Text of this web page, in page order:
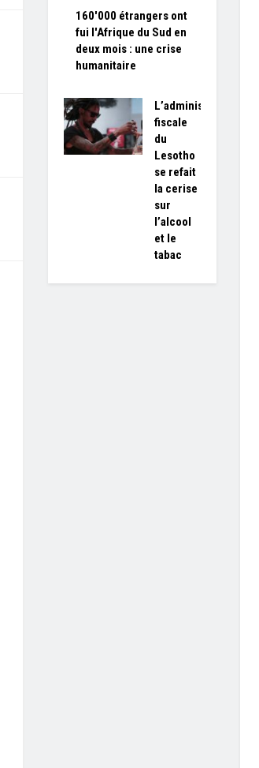
160'000 étrangers ont
fui l'Afrique du Sud en
deux mois : une crise
humanitaire
L’administration
fiscale
du
Lesotho
se refait
la cerise
sur
l’alcool
et le
tabac